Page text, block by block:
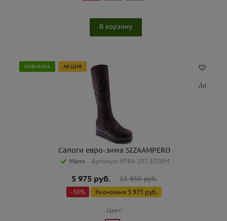
В корзину
НОВИНКА АКЦИЯ
Сапоги евро-зима SIZAAMPERO
Мало Артикул: XF84-207-103BM
5 975руб. 11 950руб.
-50% Экономия 5 975 руб.
Цвет: